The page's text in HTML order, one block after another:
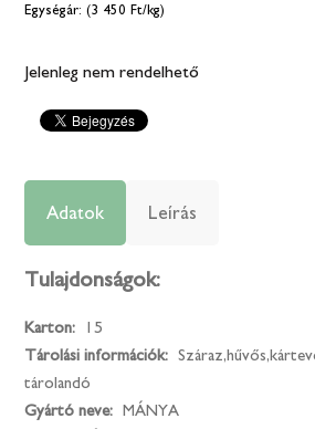
(3 450 Ft/kg)
Jelenleg nem rendelhető
Adatok Leírás
Tulajdonságok:
Karton:
15
Tárolási információk:
tárolandó
Gyártó neve:
MÁNYA